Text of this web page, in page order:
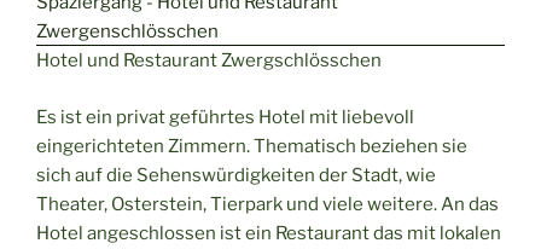
Hotel und Restaurant Zwergschlösschen
Es ist ein privat geführtes Hotel mit liebevoll
eingerichteten Zimmern. Thematisch beziehen sie
sich auf die Sehenswürdigkeiten der Stadt, wie
Theater, Osterstein, Tierpark und viele weitere. An das
Hotel angeschlossen ist ein Restaurant das mit lokalen